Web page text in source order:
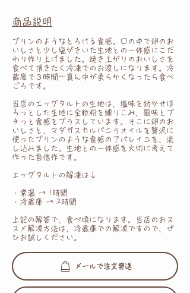
商品説明
プリンのようなとろける食感。口の中で卵のお
いしさと少し塩がきいた生地との一体感にこだ
わり作り上げました。焼き上がりのおいしさを
食べて頂きたく冷凍でのお渡しになります。冷
蔵庫で３時間〜真ん中が柔らかくなったら食べ
ごろです。
当店のエッグタルトの生地は、塩味を効かせほ
ろっとした生地に全粒粉を練りこみ、風味とプ
チっと食感をプラスしています。そこに卵のお
いしさと、マダガスカルバニラオイルを贅沢に
使ったプリンのような食感のアパレイユを、流
し込みました。生地との一体感を大切に考えて
作った自信作です。
エッグタルトの解凍は↓
・常温 → 1時間
・冷蔵庫 → 2時間
上記の解答で、食べ頃になります。当店のおス
スメ解凍方法は、冷蔵庫での解凍ですので、ぜ
ひお試しください。
メールで注文発送